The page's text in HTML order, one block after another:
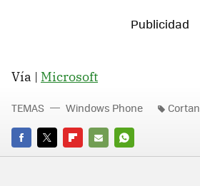
Vía | Microsoft
FACEBOOK
TWITTERFLIPBOARD
E-
WHATSAPP
TEMAS Windows Phone